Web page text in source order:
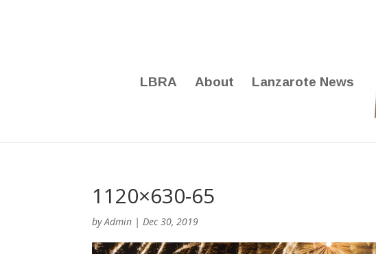
LBRA About Lanzarote News
1120×630-65
byAdmin |Dec 30, 2019